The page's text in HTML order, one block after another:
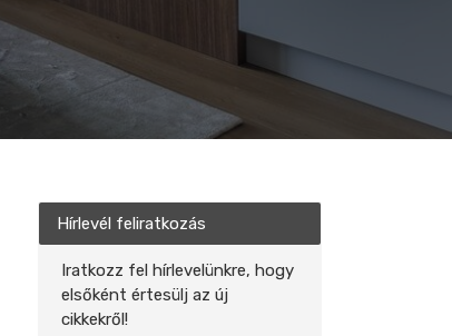
Hírlevél feliratkozás
Iratkozz fel hírlevelünkre, hogy
elsőként értesülj az új
cikkekről!